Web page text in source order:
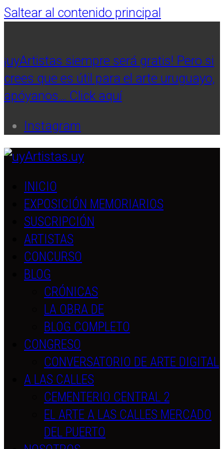
Saltear al contenido principal
¡uyArtistas siempre será gratis! Pero si
crees que es útil para el arte uruguayo,
apóyanos… Click aquí
Instagram
INICIO
EXPOSICIÓN MEMORIARIOS
SUSCRIPCIÓN
ARTISTAS
CONCURSO
BLOG
CRÓNICAS
LA OBRA DE
BLOG COMPLETO
CONGRESO
CONVERSATORIO DE ARTE DIGITAL
A LAS CALLES
CEMENTERIO CENTRAL 2
EL ARTE A LAS CALLES MERCADO
DEL PUERTO